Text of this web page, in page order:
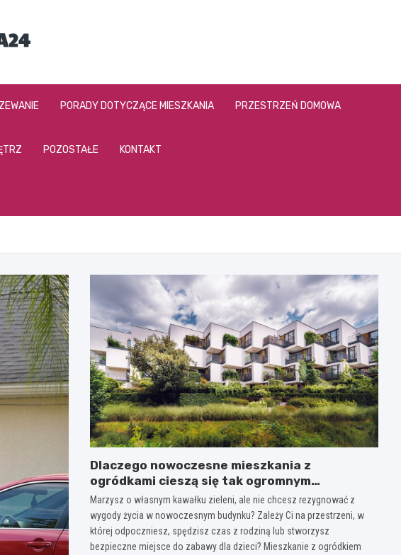
PORADY DOTYCZĄCE MIESZKANIA PRZESTRZEŃ DOMOWA
POZOSTAŁE KONTAKT
Dlaczego nowoczesne mieszkania z
ogródkami cieszą się tak ogromnym
zainteresowaniem?
Marzysz o własnym kawałku zieleni, ale nie chcesz rezygnować z
wygody życia w nowoczesnym budynku? Zależy Ci na przestrzeni, w
której odpoczniesz, spędzisz czas z rodziną lub stworzysz
bezpieczne miejsce do zabawy dla dzieci? Mieszkanie z ogródkiem